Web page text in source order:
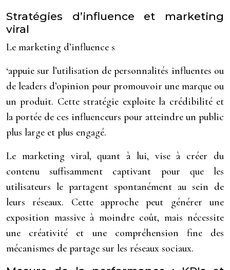
Stratégies d’influence et marketing
viral
Le marketing d’influence s
‘appuie sur l’utilisation de personnalités influentes ou
de leaders d’opinion pour promouvoir une marque ou
un produit. Cette stratégie exploite la crédibilité et
la portée de ces influenceurs pour atteindre un public
plus large et plus engagé.
Le marketing viral, quant à lui, vise à créer du
contenu suffisamment captivant pour que les
utilisateurs le partagent spontanément au sein de
leurs réseaux. Cette approche peut générer une
exposition massive à moindre coût, mais nécessite
une créativité et une compréhension fine des
mécanismes de partage sur les réseaux sociaux.